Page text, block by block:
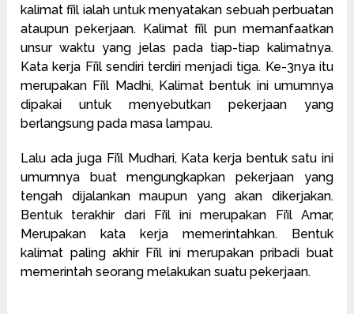
kalimat fi’il ialah untuk menyatakan sebuah perbuatan
ataupun pekerjaan. Kalimat fi’il pun memanfaatkan
unsur waktu yang jelas pada tiap-tiap kalimatnya.
Kata kerja Fi’il sendiri terdiri menjadi tiga. Ke-3nya itu
merupakan Fi’il Madhi, Kalimat bentuk ini umumnya
dipakai untuk menyebutkan pekerjaan yang
berlangsung pada masa lampau.
Lalu ada juga Fi’il Mudhari, Kata kerja bentuk satu ini
umumnya buat mengungkapkan pekerjaan yang
tengah dijalankan maupun yang akan dikerjakan.
Bentuk terakhir dari Fi’il ini merupakan Fi’il Amar,
Merupakan kata kerja memerintahkan. Bentuk
kalimat paling akhir Fi’il ini merupakan pribadi buat
memerintah seorang melakukan suatu pekerjaan.